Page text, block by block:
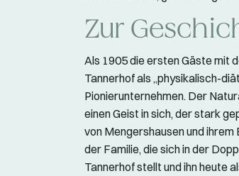
Zur
Als 1905 die ersten Gäste mit
Tannerhof als „physikalisch-
Pionierunternehmen. Der
einen Geist in sich, der stark
von Mengershausen und
der Familie, die sich in der
Tannerhof stellt und ihn heute